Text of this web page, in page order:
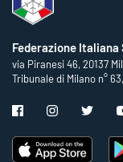
Federazione
via Piranesi 46, 20137
Tribunale di Milano n°